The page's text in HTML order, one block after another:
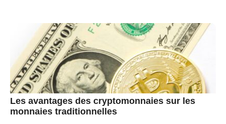
Les avantages des cryptomonnaies sur les
monnaies traditionnelles